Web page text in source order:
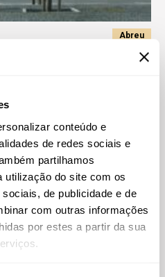
conteúdo e
de redes sociais e
partilhamos
utilização do site com os
de publicidade e de
com outras informações
por estes a partir da sua
Abreu
nos The Legal